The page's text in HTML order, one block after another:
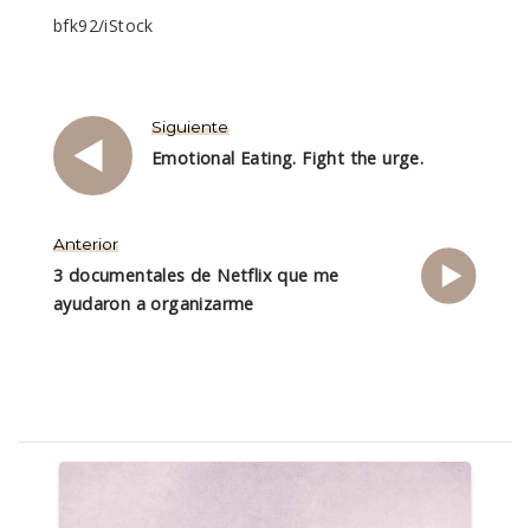
bfk92/iStock
Siguiente
Emotional Eating. Fight the urge.
Anterior
3 documentales de Netflix que me
ayudaron a organizarme